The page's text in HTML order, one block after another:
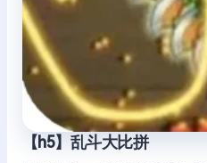
【h5】乱斗大比拼